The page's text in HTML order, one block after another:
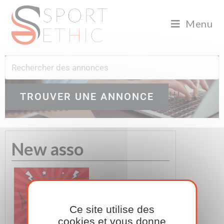
Menu
Advanced Search
New asso
Ce site utilise des
cookies et vous donne